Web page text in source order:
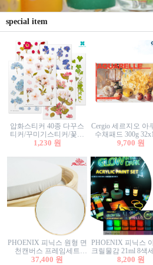
special item
압화스티커 40종 다꾸스
티커/꾸미기스티커/꽃스
티커/압화꽃책갈피/팬시
1,230 원
Cergio 세르지오 아
수채패드 300g
12매 1면제본
9,700 원
PHOENIX 피닉스 원형 면
천캔버스 프레임세트
40cm/원형캔버스/플로팅
37,400 원
PHOENIX 피닉스
크릴물감 21ml 8색
광물감
8,200 원